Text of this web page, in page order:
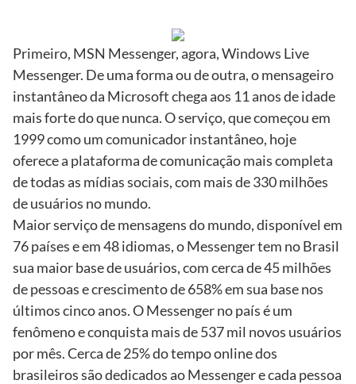
Primeiro, MSN Messenger, agora, Windows Live
Messenger. De uma forma ou de outra, o mensageiro
instantâneo da Microsoft chega aos 11 anos de idade
mais forte do que nunca. O serviço, que começou em
1999 como um comunicador instantâneo, hoje
oferece a plataforma de comunicação mais completa
de todas as mídias sociais, com mais de 330 milhões
de usuários no mundo.
Maior serviço de mensagens do mundo, disponível em
76 países e em 48 idiomas, o Messenger tem no Brasil
sua maior base de usuários, com cerca de 45 milhões
de pessoas e crescimento de 658% em sua base nos
últimos cinco anos. O Messenger no país é um
fenômeno e conquista mais de 537 mil novos usuários
por mês. Cerca de 25% do tempo online dos
brasileiros são dedicados ao Messenger e cada pessoa